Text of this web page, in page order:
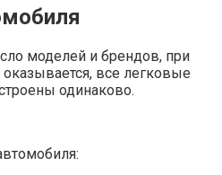
моделей и брендов, при
все легковые
одинаково.